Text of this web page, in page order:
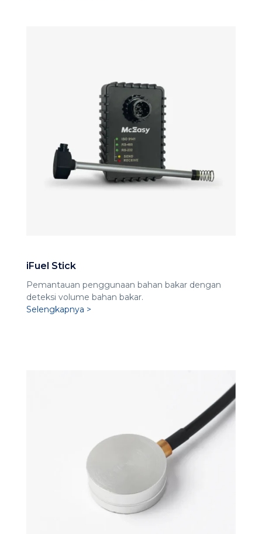
iFuel Stick
Pemantauan penggunaan bahan bakar dengan
deteksi volume bahan bakar.
Selengkapnya >